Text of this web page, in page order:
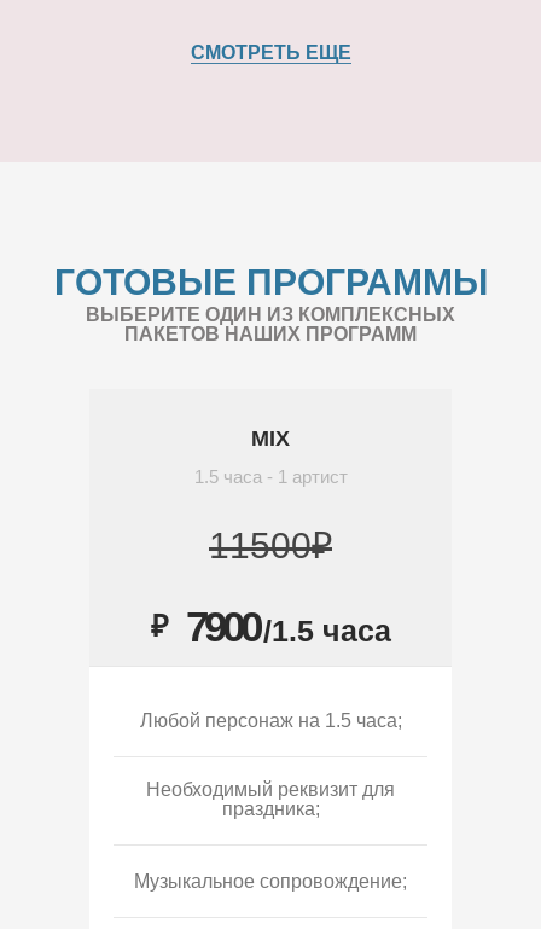
СМОТРЕТЬ ЕЩЕ
ГОТОВЫЕ ПРОГРАММЫ
ВЫБЕРИТЕ ОДИН ИЗ КОМПЛЕКСНЫХ
ПАКЕТОВ НАШИХ ПРОГРАММ
MIX
1.5 часа - 1 артист
11500₽
₽ 7900/1.5 часа
Любой персонаж на 1.5 часа;
Необходимый реквизит для
праздника;
Музыкальное сопровождение;